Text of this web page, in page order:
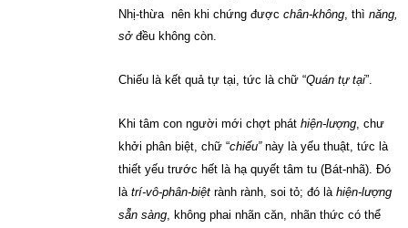
Nhị-thừa nên khi chứng được chân-không, thì năng,
sởđều không còn.
Chiếu là kết quả tự tại, tức là chữ “Quán tự tại”.
Khi tâm con người mới chợt phát hiện-lượng, chư
khởi phân biệt, chữ “chiếu” này là yếu thuật, tức là
thiết yếu trước hết là hạ quyết tâm tu (Bát-nhã). Đó
là trí-vô-phân-biệt rành rành, soi tỏ; đó là hiện-lượng
sẵn sàng, không phai nhãn căn, nhãn thức có thể